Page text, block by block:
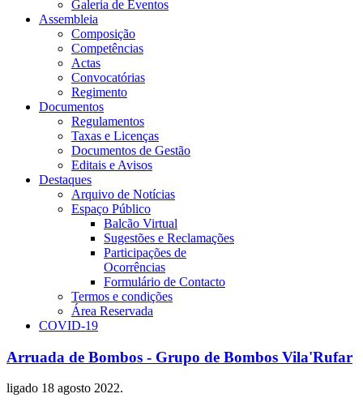
Galeria de Eventos
Assembleia
Composição
Competências
Actas
Convocatórias
Regimento
Documentos
Regulamentos
Taxas e Licenças
Documentos de Gestão
Editais e Avisos
Destaques
Arquivo de Notícias
Espaço Público
Balcão Virtual
Sugestões e Reclamações
Participações de
Ocorrências
Formulário de Contacto
Termos e condições
Área Reservada
COVID-19
Arruada de Bombos - Grupo de Bombos Vila'Rufar
ligado 18 agosto 2022.